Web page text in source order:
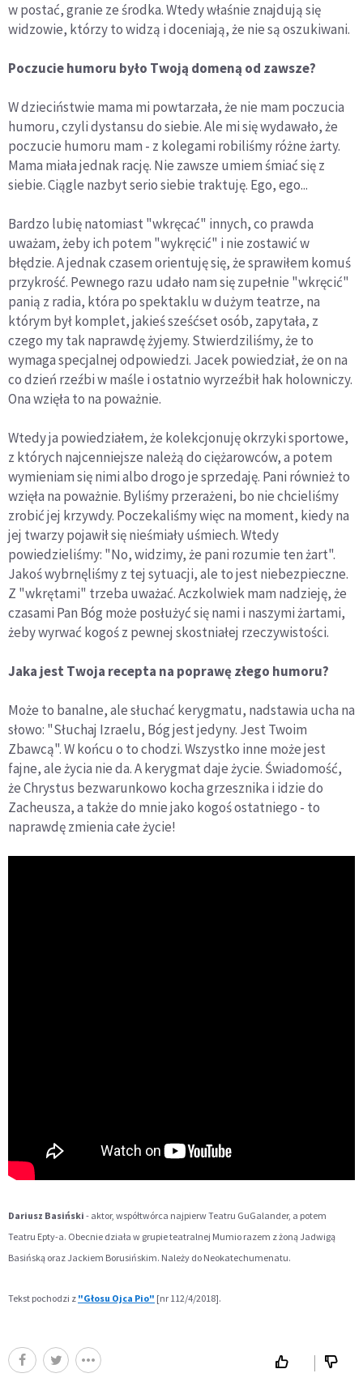
w postać, granie ze środka. Wtedy właśnie znajdują się
widzowie, którzy to widzą i doceniają, że nie są oszukiwani.
Poczucie humoru było Twoją domeną od zawsze?
W dzieciństwie mama mi powtarzała, że nie mam poczucia
humoru, czyli dystansu do siebie. Ale mi się wydawało, że
poczucie humoru mam - z kolegami robiliśmy różne żarty.
Mama miała jednak rację. Nie zawsze umiem śmiać się z
siebie. Ciągle nazbyt serio siebie traktuję. Ego, ego...
Bardzo lubię natomiast "wkręcać" innych, co prawda
uważam, żeby ich potem "wykręcić" i nie zostawić w
błędzie. A jednak czasem orientuję się, że sprawiłem komuś
przykrość. Pewnego razu udało nam się zupełnie "wkręcić"
panią z radia, która po spektaklu w dużym teatrze, na
którym był komplet, jakieś sześćset osób, zapytała, z
czego my tak naprawdę żyjemy. Stwierdziliśmy, że to
wymaga specjalnej odpowiedzi. Jacek powiedział, że on na
co dzień rzeźbi w maśle i ostatnio wyrzeźbił hak holowniczy.
Ona wzięła to na poważnie.
Wtedy ja powiedziałem, że kolekcjonuję okrzyki sportowe,
z których najcenniejsze należą do ciężarowców, a potem
wymieniam się nimi albo drogo je sprzedaję. Pani również to
wzięła na poważnie. Byliśmy przerażeni, bo nie chcieliśmy
zrobić jej krzywdy. Poczekaliśmy więc na moment, kiedy na
jej twarzy pojawił się nieśmiały uśmiech. Wtedy
powiedzieliśmy: "No, widzimy, że pani rozumie ten żart".
Jakoś wybrnęliśmy z tej sytuacji, ale to jest niebezpieczne.
Z "wkrętami" trzeba uważać. Aczkolwiek mam nadzieję, że
czasami Pan Bóg może posłużyć się nami i naszymi żartami,
żeby wyrwać kogoś z pewnej skostniałej rzeczywistości.
Jaka jest Twoja recepta na poprawę złego humoru?
Może to banalne, ale słuchać kerygmatu, nadstawia ucha na
słowo: "Słuchaj Izraelu, Bóg jest jedyny. Jest Twoim
Zbawcą". W końcu o to chodzi. Wszystko inne może jest
fajne, ale życia nie da. A kerygmat daje życie. Świadomość,
że Chrystus bezwarunkowo kocha grzesznika i idzie do
Zacheusza, a także do mnie jako kogoś ostatniego - to
naprawdę zmienia całe życie!
Dariusz Basiński - aktor, współtwórca najpierw Teatru GuGalander, a potem
Teatru Epty-a. Obecnie działa w grupie teatralnej Mumio razem z żoną Jadwigą
Basińską oraz Jackiem Borusińskim. Należy do Neokatechumenatu.
Tekst pochodzi z "Głosu Ojca Pio" [nr 112/4/2018].